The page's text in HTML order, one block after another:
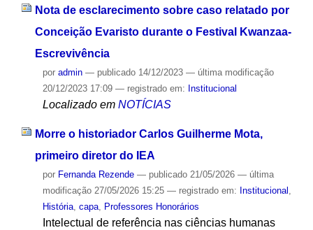
Nota de esclarecimento sobre caso relatado por
Conceição Evaristo durante o Festival Kwanzaa-
Escrevivência
por admin — publicado14/12/2023 — última modificação
20/12/2023 17:09 — registrado em: Institucional
Localizado em NOTÍCIAS
Morre o historiador Carlos Guilherme Mota,
primeiro diretor do IEA
por Fernanda Rezende — publicado21/05/2026 — última
modificação27/05/2026 15:25 — registrado em: Institucional ,
História, capa, Professores Honorários
Intelectual de referência nas ciências humanas